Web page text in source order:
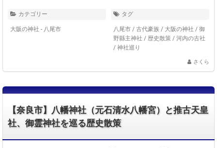
カテゴリー
大阪の神社 - 八尾市
タグ
八尾市 / 古代豪族 / 大阪の神社 / 御
野縣主神社 / 歴史散策 / 河内の古社
/ 神社巡り
さくら
【奈良市】八幡神社（元石清水八幡宮）と推古天皇
社、御霊神社を巡る歴史散策